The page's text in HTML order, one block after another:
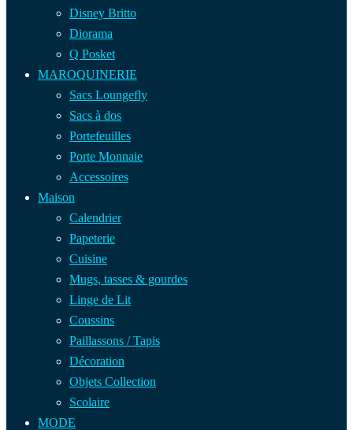
Disney Britto
Diorama
Q Posket
MAROQUINERIE
Sacs Loungefly
Sacs à dos
Portefeuilles
Porte Monnaie
Accessoires
Maison
Calendrier
Papeterie
Cuisine
Mugs, tasses & gourdes
Linge de Lit
Coussins
Paillassons / Tapis
Décoration
Objets Collection
Scolaire
MODE